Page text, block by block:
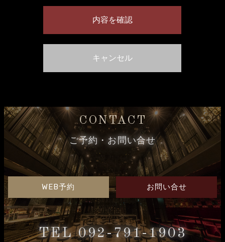
CONTACT
ご予約・お問い合せ
WEB予約 お問い合せ
TEL 092-791-1903